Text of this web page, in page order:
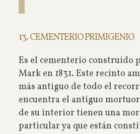
13. CEMENTERIO PRIMIGENIO
Es el cementerio construido
Mark en 1831. Este recinto
más antiguo de todo el
encuentra el antiguo
de su interior tienen una
particular ya que están